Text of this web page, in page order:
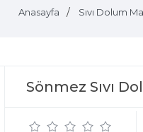
Anasayfa Sıvı Dolum
Sönmez Sıvı